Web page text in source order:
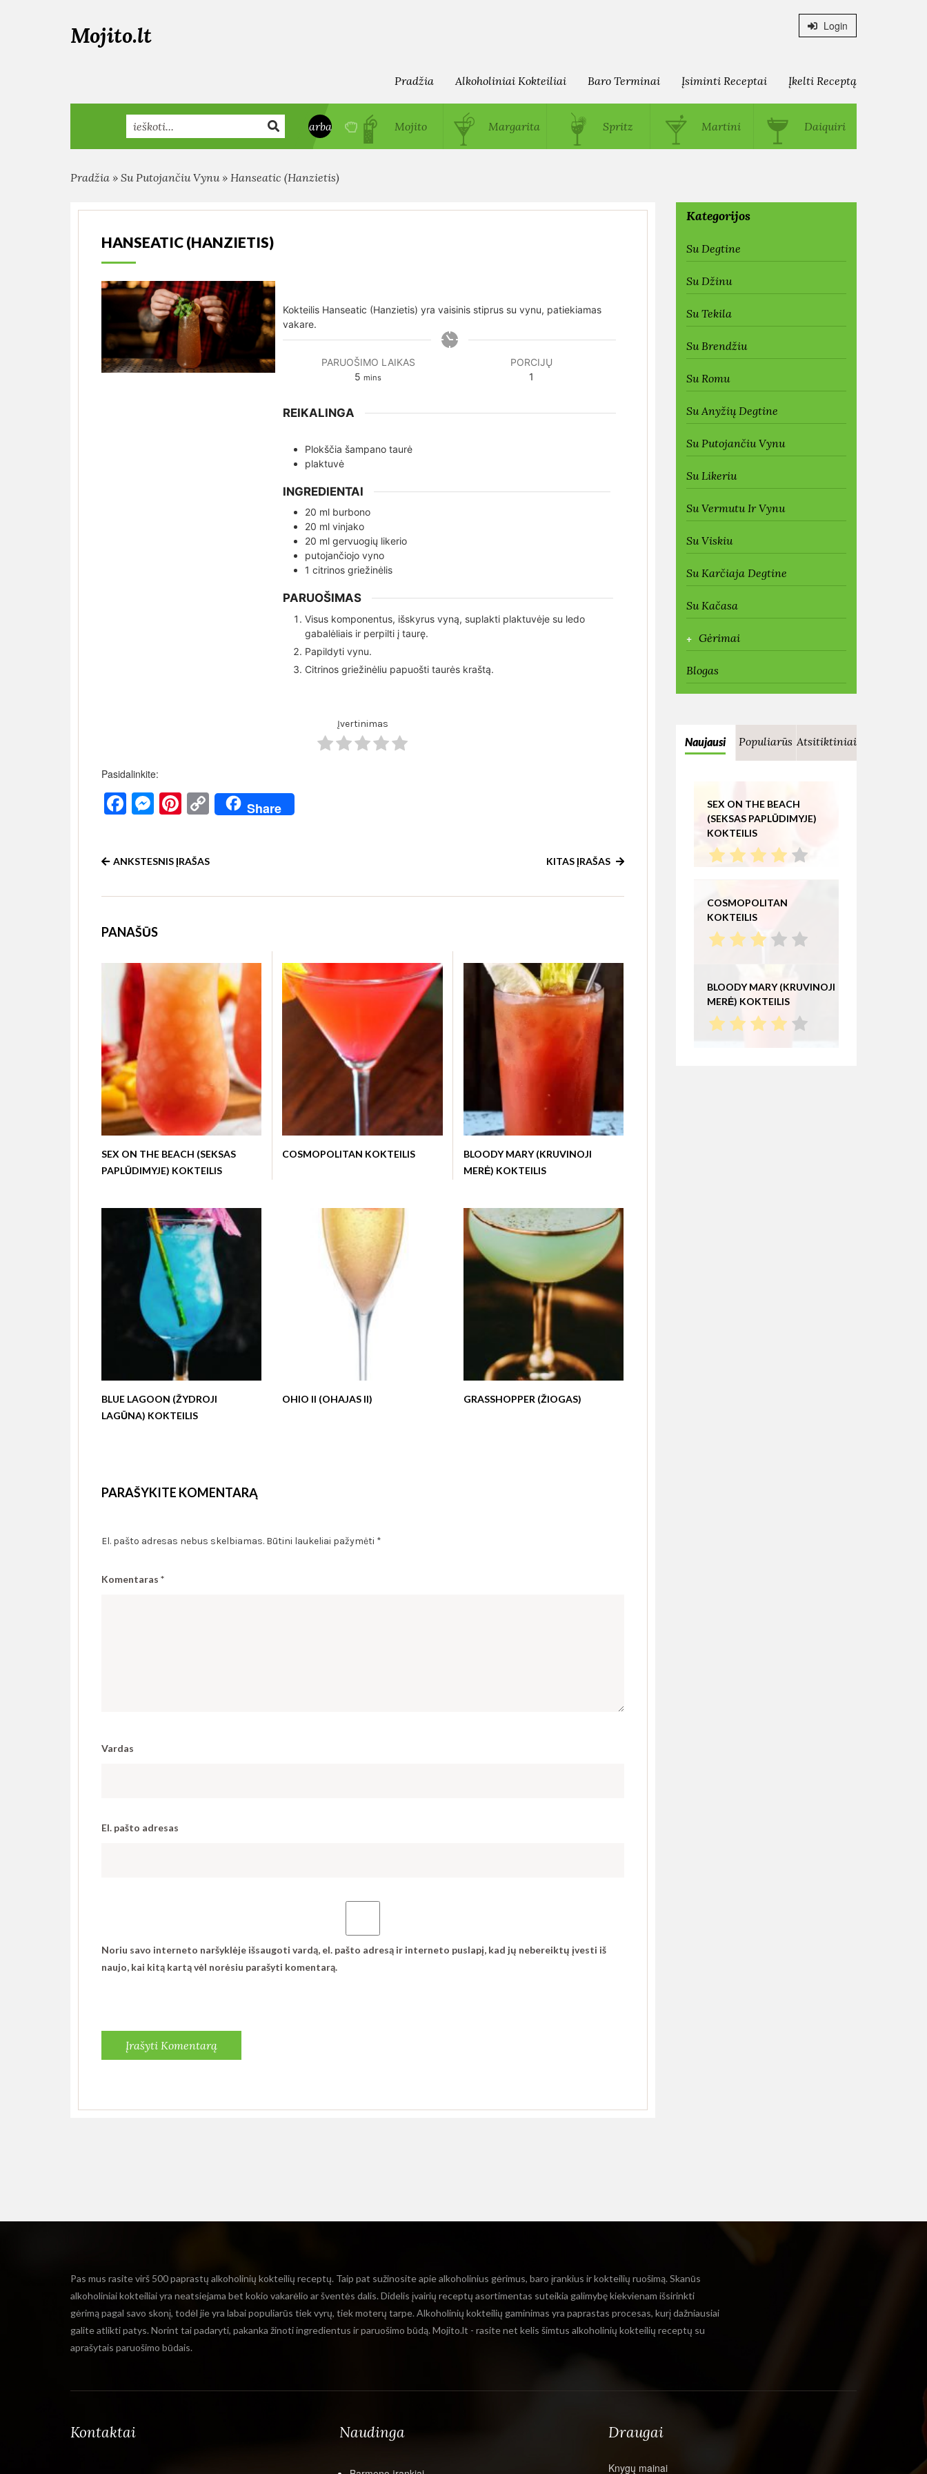
Mojito.lt Login
Pradžia Alkoholiniai Kokteiliai Baro Terminai Įsiminti Receptai Įkelti Receptą
arba Mojito Margarita Spritz Martini Daiquiri
Pradžia » Su Putojančiu Vynu» Hanseatic (Hanzietis)
HANSEATIC (HANZIETIS)
Kokteilis Hanseatic (Hanzietis) yra vaisinis stiprus su vynu, patiekiamas
vakare.
PARUOŠIMO LAIKAS
5 minutes
mins
PORCIJŲ
1
REIKALINGA
Plokščia šampano taurė
plaktuvė
INGREDIENTAI
20 ml burbono
20 ml vinjako
20 ml gervuogių likerio
putojančiojo vyno
1 citrinos griežinėlis
PARUOŠIMAS
Visus komponentus, išskyrus vyną, suplakti plaktuvėje su ledo
gabalėliais ir perpilti į taurę.
Papildyti vynu.
Citrinos griežinėliu papuošti taurės kraštą.
Įvertinimas
Pasidalinkite:
Facebook
Messenger
Pinterest
Copy
Link
Share
ANKSTESNIS ĮRAŠAS KITAS ĮRAŠAS
PANAŠŪS
SEX ON THE BEACH (SEKSAS
PAPLŪDIMYJE) KOKTEILIS
COSMOPOLITAN KOKTEILIS
BLOODY MARY (KRUVINOJI
MERĖ) KOKTEILIS
BLUE LAGOON (ŽYDROJI
LAGŪNA) KOKTEILIS
OHIO II (OHAJAS II) GRASSHOPPER (ŽIOGAS)
PARAŠYKITE KOMENTARĄ
El. pašto adresas nebus skelbiamas. Būtini laukeliai pažymėti *
Komentaras *
Vardas
El. pašto adresas
Noriu savo interneto naršyklėje išsaugoti vardą, el. pašto adresą ir interneto puslapį, kad jų nebereiktų įvesti iš
naujo, kai kitą kartą vėl norėsiu parašyti komentarą.
Kategorijos
Su Degtine
Su Džinu
Su Tekila
Su Brendžiu
Su Romu
Su Anyžių Degtine
Su Putojančiu Vynu
Su Likeriu
Su Vermutu Ir Vynu
Su Viskiu
Su Karčiaja Degtine
Su Kačasa
+ Gėrimai
Blogas
Naujausi Populiarūs Atsitiktiniai
SEX ON THE BEACH
(SEKSAS PAPLŪDIMYJE)
KOKTEILIS
COSMOPOLITAN
KOKTEILIS
BLOODY MARY (KRUVINOJI
MERĖ) KOKTEILIS
Pas mus rasite virš 500 paprastų alkoholinių kokteilių receptų. Taip pat sužinosite apie alkoholinius gėrimus, baro įrankius ir kokteilių ruošimą. Skanūs
alkoholiniai kokteiliai yra neatsiejama bet kokio vakarėlio ar šventės dalis. Didelis įvairių receptų asortimentas suteikia galimybę kiekvienam išsirinkti
gėrimą pagal savo skonį, todėl jie yra labai populiarūs tiek vyrų, tiek moterų tarpe. Alkoholinių kokteilių gaminimas yra paprastas procesas, kurį dažniausiai
galite atlikti patys. Norint tai padaryti, pakanka žinoti ingredientus ir paruošimo būdą. Mojito.lt - rasite net kelis šimtus alkoholinių kokteilių receptų su
aprašytais paruošimo būdais.
Kontaktai Naudinga Draugai
Knygų mainai